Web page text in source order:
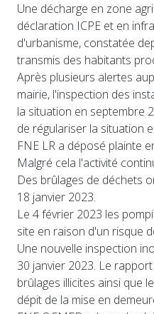
Une décharge en zone
déclaration ICPE et en
d'urbanisme, constatée
transmis des habitants
Après plusieurs alertes
mairie, l'inspection des
la situation en septembre
de régulariser la situation
FNE LR a déposé plainte
Malgré cela l'activité
Des brûlages de déchets
18 janvier 2023.
Le 4 février 2023 les
site en raison d'un risque
Une nouvelle inspection
30 janvier 2023. Le
brûlages illicites ainsi que
dépit de la mise en